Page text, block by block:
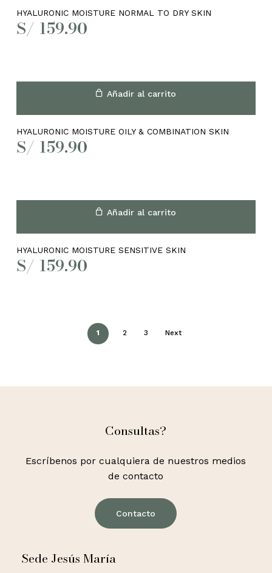
HYALURONIC MOISTURE NORMAL TO DRY SKIN
S/ 159.90
Añadir al carrito
HYALURONIC MOISTURE OILY & COMBINATION SKIN
S/ 159.90
Añadir al carrito
HYALURONIC MOISTURE SENSITIVE SKIN
S/ 159.90
1 2 3 Next
Consultas?
Escríbenos por cualquiera de nuestros medios
de contacto
Contacto
Sede Jesús María